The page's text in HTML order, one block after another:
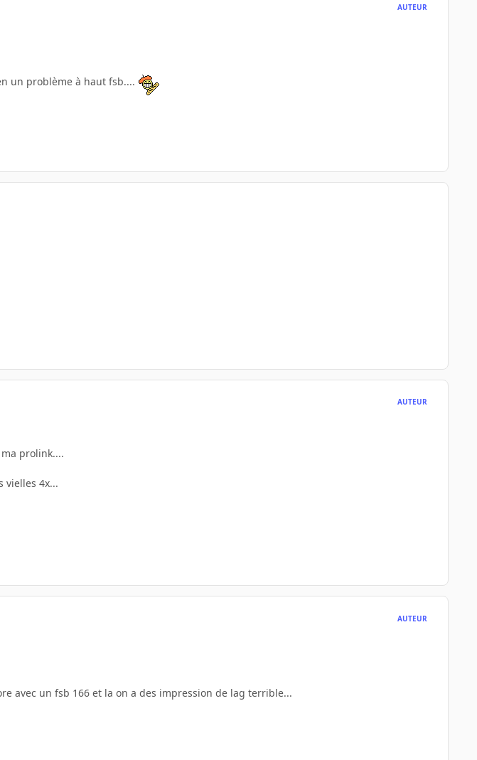
AUTEUR
un problème à haut fsb....
AUTEUR
prolink....
vielles 4x...
AUTEUR
avec un fsb 166 et la on a des impression de lag terrible...